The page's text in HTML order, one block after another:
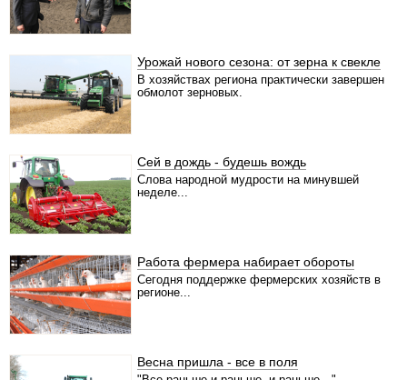
Урожай нового сезона: от зерна к свекле
В хозяйствах региона практически завершен
обмолот зерновых.
Сей в дождь - будешь вождь
Слова народной мудрости на минувшей
неделе...
Работа фермера набирает обороты
Сегодня поддержке фермерских хозяйств в
регионе...
Весна пришла - все в поля